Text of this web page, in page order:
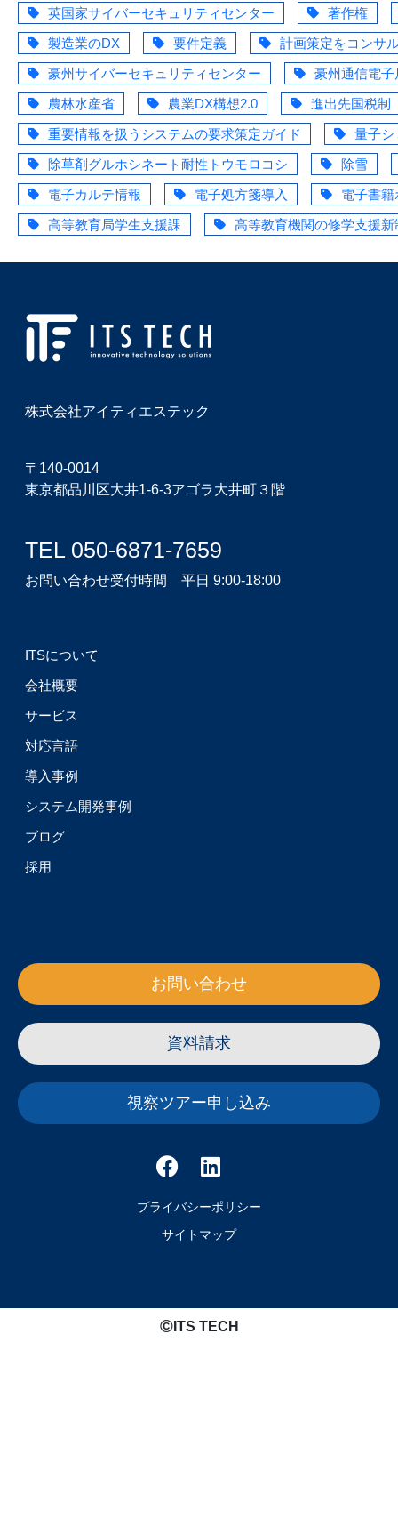
英国家サイバーセキュリティセンター
著作権
製造業のDX
要件定義
計画策定をコンサ
豪州サイバーセキュリティセンター
豪州通信電子
農林水産省
農業DX構想2.0
進出先国税制
重要情報を扱うシステムの要求策定ガイド
量子シ
除草剤グルホシネート耐性トウモロコシ
除雪
電子カルテ情報
電子処方箋導入
電子書
高等教育局学生支援課
高等教育機関の修学支援新
株式会社アイティエステック
〒140-0014
東京都品川区大井1-6-3アゴラ大井町３階
TEL 050-6871-7659
お問い合わせ受付時間 平日 9:00-18:00
ITSについて
会社概要
サービス
対応言語
導入事例
システム開発事例
ブログ
採用
お問い合わせ
資料請求
視察ツアー申し込み
プライバシーポリシー
サイトマップ
©️ITS TECH